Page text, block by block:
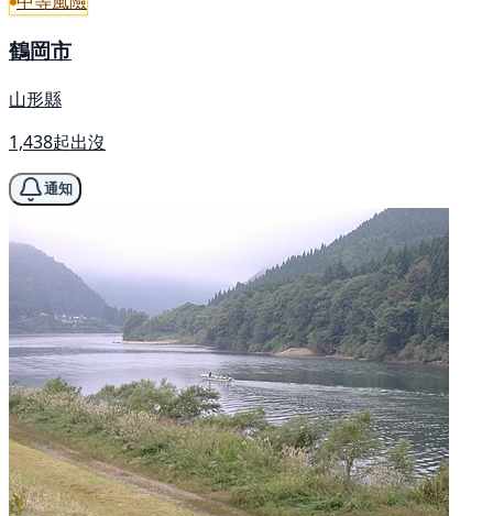
鶴岡市
山形縣
1,438起出沒
通知